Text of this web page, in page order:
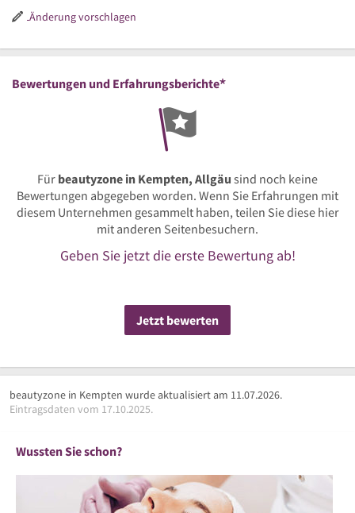
Uhr
Änderung vorschlagen
Bewertungen und Erfahrungsberichte*
Für beautyzone in Kempten, Allgäu sind noch keine
Bewertungen abgegeben worden. Wenn Sie Erfahrungen mit
diesem Unternehmen gesammelt haben, teilen Sie diese hier
mit anderen Seitenbesuchern.
Geben Sie jetzt die erste Bewertung ab!
Jetzt bewerten
beautyzone in Kempten wurde aktualisiert am 11.07.2026.
Eintragsdaten vom 17.10.2025.
Wussten Sie schon?